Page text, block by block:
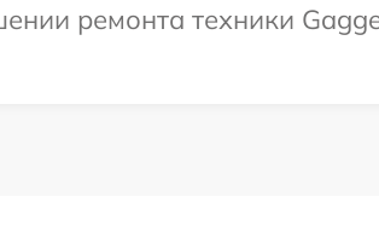
ремонта техники